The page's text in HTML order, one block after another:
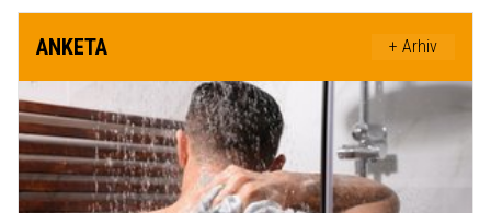
ANKETA + Arhiv